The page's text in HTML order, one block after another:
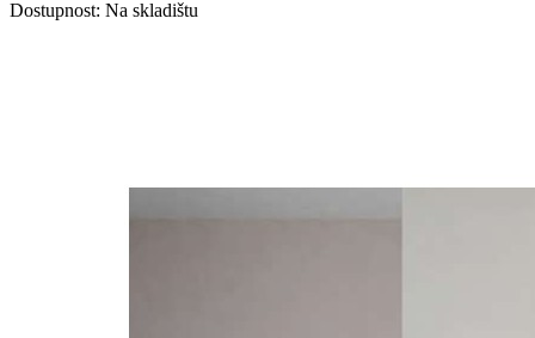
Dostupnost: Na skladištu